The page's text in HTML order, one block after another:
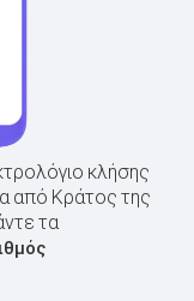
κλήσης
από Κράτος της
τα